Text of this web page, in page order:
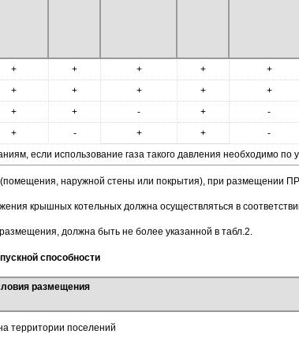
+ + + + +
+ + + + +
+ + - + -
+ - + + -
если использование газа такого давления необходимо по
(помещения, наружной стены или покрытия), при размещении
крышных котельных должна осуществляться в
должна быть не более указанной в табл.2.
способности
размещения
территории поселений